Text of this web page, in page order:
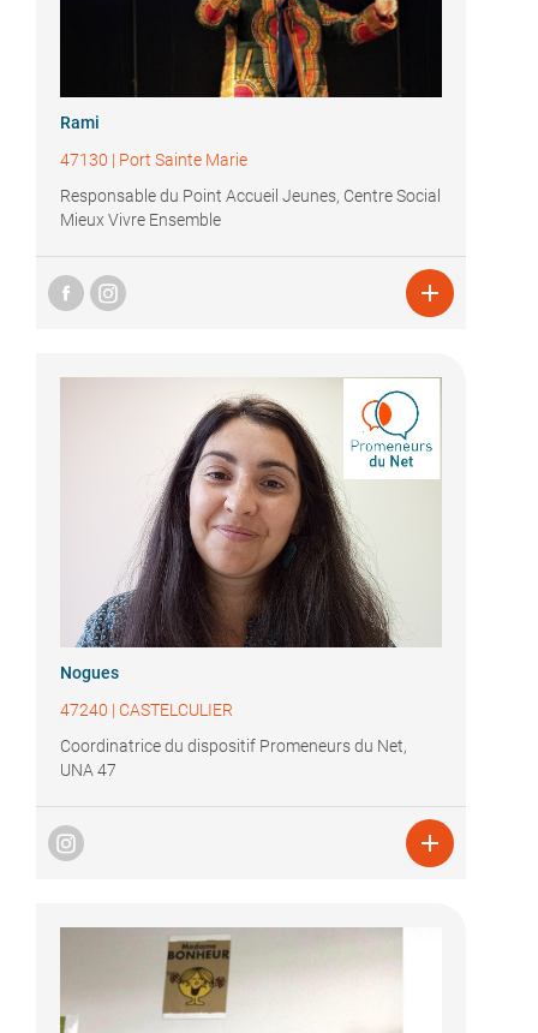
Rami
47130 | Port Sainte Marie
Responsable du Point Accueil Jeunes, Centre Social
Mieux Vivre Ensemble

Nogues
47240 | CASTELCULIER
Coordinatrice du dispositif Promeneurs du Net,
UNA 47
